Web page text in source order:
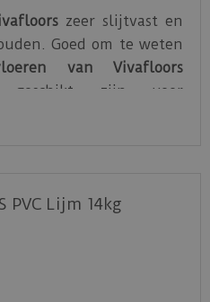
zeer slijtvast en
Goed om te weten
van Vivafloors
geschikt zijn voor
vloeren.
specificaties van de
aan op de website van
PVC Lijm 14kg